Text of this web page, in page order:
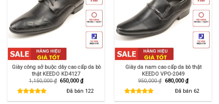
Giày công sở buộc dây cao cấp da bò
thật KEEDO KD4127
1,150,000₫ Giá
1,150,000 ₫.
650,000₫Giá
hiện
tại
là:
650,000 ₫.
Đã bán 122
Giày da nam cao cấp da bò thật
KEEDO VPO-2049
950,000₫ Giá
950,000 ₫.
680,000₫Giá
hiện
tại
là:
680,000 ₫.
Đã bán 62